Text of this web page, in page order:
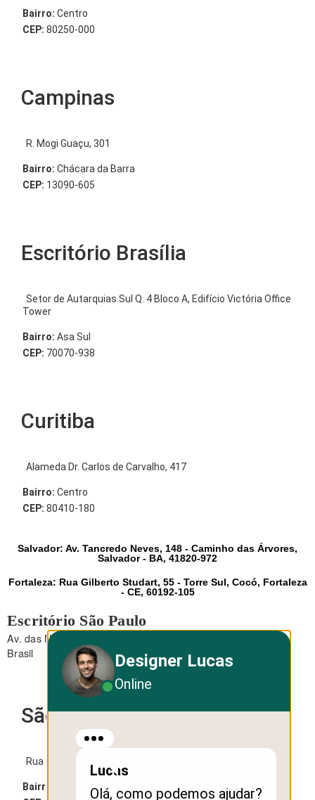
Bairro: Centro
CEP: 80250-000
Campinas
R. Mogi Guaçu, 301
Bairro: Chácara da Barra
CEP: 13090-605
Escritório Brasília
Setor de Autarquias Sul Q. 4 Bloco A, Edifício Victória Office
Tower
Bairro: Asa Sul
CEP: 70070-938
Curitiba
Alameda Dr. Carlos de Carvalho, 417
Bairro: Centro
CEP: 80410-180
Salvador: Av. Tancredo Neves, 148 - Caminho das Árvores,
Salvador - BA, 41820-972
Fortaleza: Rua Gilberto Studart, 55 - Torre Sul, Cocó, Fortaleza
- CE, 60192-105
Escritório São Paulo
Av. das Nações Unidas, 12.495 - Brooklin - São Paulo - SP -
Brasil
São Paulo
Rua George Ohm, 230 - Torre B
Bairro:
Cidade Monções
Designer Lucas
Online
Lucas
Olá, como podemos ajudar?